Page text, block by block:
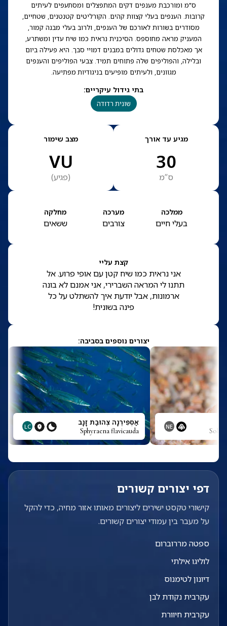
ס"מ ומורכבת מענפים דקים המתפצלים ומסתעפים לעיתים
קרובות. הענפים בעלי קצוות קהים. הקורליטים קטנטנים, שטחיים,
מסודרים בשורות לאורכם של הענפים, ולרוב בעלי מבנה קמור,
המעניק מראה מחוספס. הסיכנית נראית כמו שיח עדין ומשתרע,
אך מאכלסת שטחים גדולים במבנים דמויי סבך. היא פעילה ביום
ובלילה, והפוליפים שלה פתוחים תמיד. צבעי הפוליפים והענפים
מגוונים, ולעיתים מופיעים בניגודיות מפתיעה.
בתי גידול עיקריים:
שונית רדודה
מגיע עד אורך
30
ס”מ
מצב שימור
VU
(פגיע)
ממלכה
בעלי חיים
מערכה
צורבים
מחלקה
ששאים
קצת עליי
אני נראית כמו שיח קטן עם אופי פרוע. אל
תתנו לי המראה השברירי, אני אמנם לא בונה
ארמונות, אבל יודעת איך להשתלט על כל
פינה בשונית!
יצורים נוספים בסביבה:
NE אַסְפִּירֶנָה צְהוּבַת זָנָב
Sphyraena flavicauda
LC
דפי יצורים קשורים
קישורי טקסט ישירים ליצורים מאותו אזור מחיה, כדי להקל
על מעבר בין עמודי יצורים קשורים.
ספטה מררוברום
לוליגו אילתי
דיונון לטימנוס
עקרבית נקודת לבן
עקרבית חיוורת